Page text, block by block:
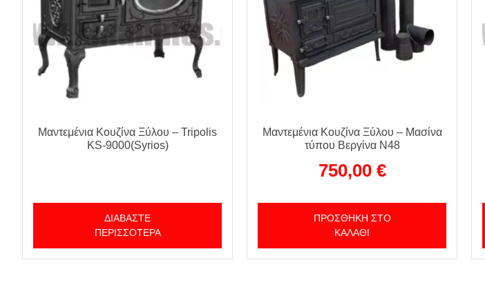
Μαντεμένια Κουζίνα Ξύλου – Tripolis
KS-9000(Syrios)
ΔΙΑΒΆΣΤΕ
ΠΕΡΙΣΣΌΤΕΡΑ
Μαντεμένια Κουζίνα Ξύλου – Μασίνα
τύπου Βεργίνα Ν48
750,00 €
ΠΡΟΣΘΉΚΗ ΣΤΟ
ΚΑΛΆΘΙ